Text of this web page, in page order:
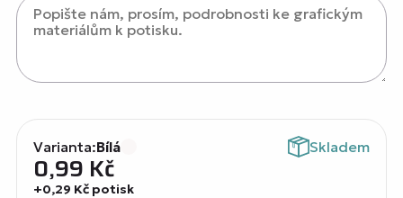
Varianta:Bílá Skladem
0,99 Kč
+0,29 Kč potisk